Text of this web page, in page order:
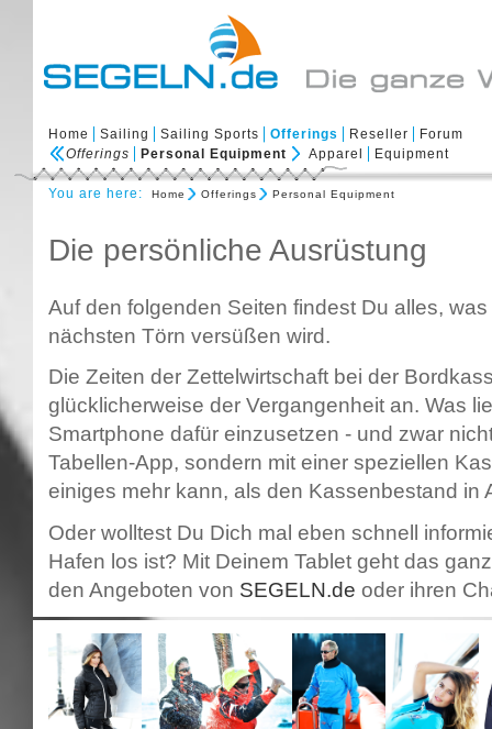
Home Sailing Sailing Sports Offerings Reseller
Forum
Offerings
Personal Equipment Apparel Equipment
You are here: Home Offerings Personal Equipment
Die persönliche Ausrüstung
Auf den folgenden Seiten findest Du alles,
nächsten Törn versüßen wird.
Die Zeiten der Zettelwirtschaft bei der
glücklicherweise der Vergangenheit an. Was
Smartphone dafür einzusetzen - und zwar
Tabellen-App, sondern mit einer speziellen
einiges mehr kann, als den Kassenbestand in
Oder wolltest Du Dich mal eben schnell
Hafen los ist? Mit Deinem Tablet geht das
den Angeboten von SEGELN.de oder ihren